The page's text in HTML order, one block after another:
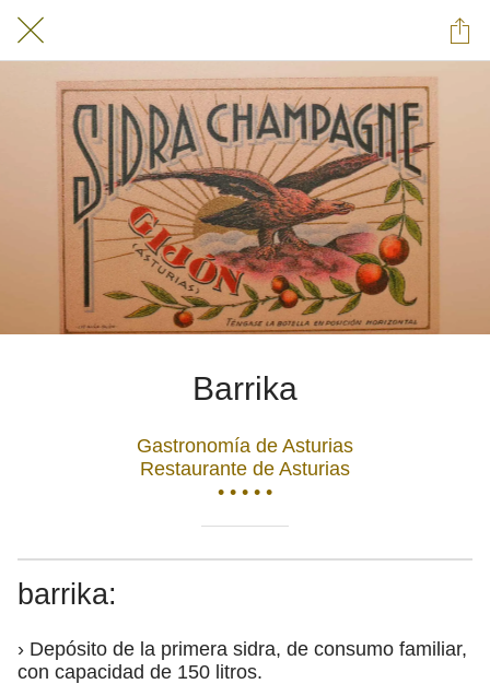
Barrika
Gastronomía de Asturias
Restaurante de Asturias
• • • • •
barrika:
› Depósito de la primera sidra, de consumo familiar,
con capacidad de 150 litros.